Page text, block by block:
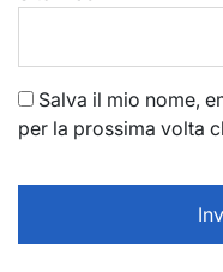
Salva il mio nome,
per la prossima volta